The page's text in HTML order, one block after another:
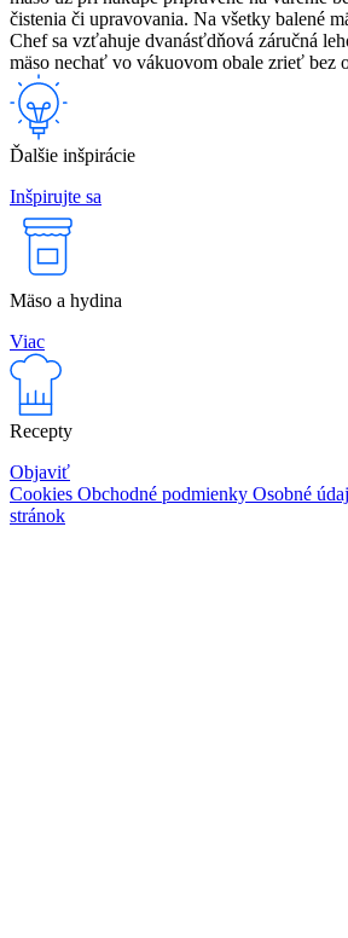
čistenia či upravovania. Na všetky balené
Chef sa vzťahuje dvanásťdňová záručná
mäso nechať vo vákuovom obale zrieť bez
Ďalšie inšpirácie
Inšpirujte sa
Mäso a hydina
Viac
Recepty
Objaviť
Cookies Obchodné podmienky Osobné
stránok